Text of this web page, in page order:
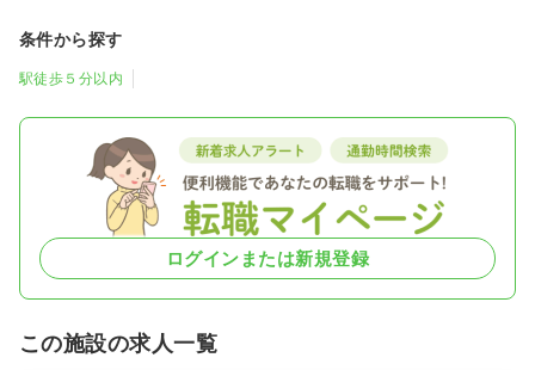
条件から探す
駅徒歩５分以内
ログインまたは新規登録
この施設の求人一覧